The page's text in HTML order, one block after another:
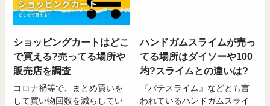
ショッピングカートはどこ
で買える?売ってる場所や
販売店を調査
コロナ禍等で、まとめ買いを
して買い物回数を減らしてい
ハンドガムスライムが売っ
てる場所はダイソーや100
均?スライムとの違いは?
『パテスライム』などとも言
われているハンドガムスライ